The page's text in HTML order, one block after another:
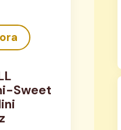
Sweet